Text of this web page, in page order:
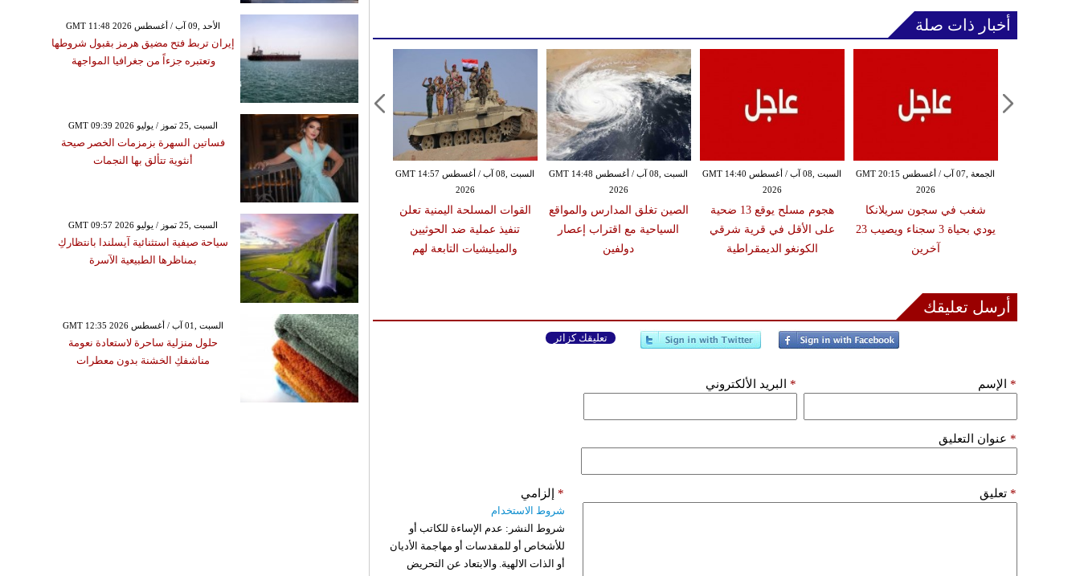
أخبار ذات صلة
السبت ,08 آب / أغسطس GMT 14:57
2026
القوات المسلحة اليمنية تعلن
تنفيذ عملية ضد الحوثيين
والميليشيات التابعة لهم
السبت ,08 آب / أغسطس GMT 14:48
2026
الصين تغلق المدارس والمواقع
السياحية مع اقتراب إعصار
دولفين
السبت ,08 آب / أغسطس GMT 14:40
2026
هجوم مسلح يوقع 13 ضحية
على الأقل في قرية شرقي
الكونغو الديمقراطية
الجمعة ,07 آب / أغسطس GMT 20:15
2026
شغب في سجون سريلانكا
يودي بحياة 3 سجناء ويصيب 23
آخرين
أرسل تعليقك
تعليقك كزائر
الإسم * البريد الألكتروني *
عنوان التعليق *
تعليق * إلزامي *
شروط الاستخدام
شروط النشر: عدم الإساءة للكاتب أو
للأشخاص أو للمقدسات أو مهاجمة الأديان
أو الذات الالهية. والابتعاد عن التحريض
GMT 11:48 2026 الأحد ,09 آب / أغسطس
إيران تربط فتح مضيق هرمز بقبول شروطها
وتعتبره جزءاً من جغرافيا المواجهة
GMT 09:39 2026 السبت ,25 تموز / يوليو
فساتين السهرة بزمزمات الخصر صيحة
أنثوية تتألق بها النجمات
GMT 09:57 2026 السبت ,25 تموز / يوليو
سياحة صيفية استثنائية آيسلندا بانتظاركِ
بمناظرها الطبيعية الآسرة
GMT 12:35 2026 السبت ,01 آب / أغسطس
حلول منزلية ساحرة لاستعادة نعومة
مناشفكِ الخشنة بدون معطرات